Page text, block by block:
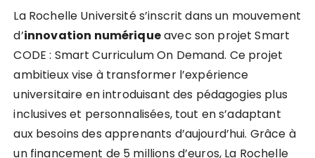
La Rochelle Université s’inscrit dans un mouvement
d’innovation numériqueavec son projet Smart
CODE : Smart Curriculum On Demand. Ce projet
ambitieux vise à transformer l’expérience
universitaire en introduisant des pédagogies plus
inclusives et personnalisées, tout en s’adaptant
aux besoins des apprenants d’aujourd’hui. Grâce à
un financement de 5 millions d’euros, La Rochelle